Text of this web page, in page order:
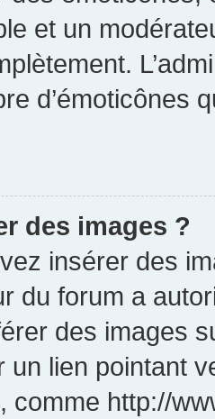
et un
d’émoticônes
des images ?
insérer des
du forum a
des images
un lien pointant
comme http://